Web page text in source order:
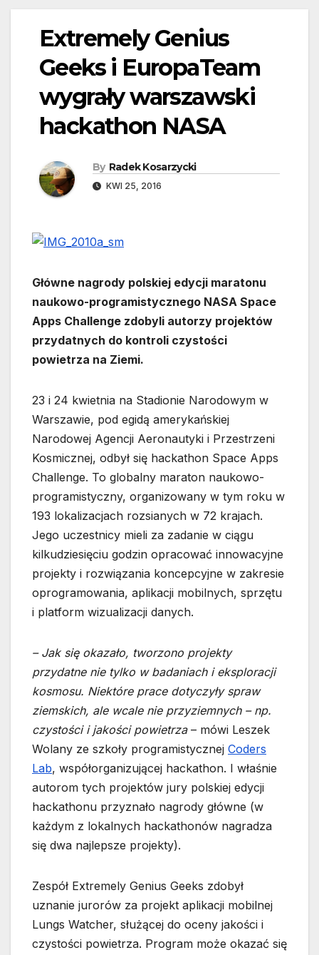
Extremely Genius
Geeks i EuropaTeam
wygrały warszawski
hackathon NASA
By Radek Kosarzycki
KWI 25, 2016
Główne nagrody polskiej edycji maratonu
naukowo-programistycznego NASA Space
Apps Challenge zdobyli autorzy projektów
przydatnych do kontroli czystości
powietrza na Ziemi.
23 i 24 kwietnia na Stadionie Narodowym w
Warszawie, pod egidą amerykańskiej
Narodowej Agencji Aeronautyki i Przestrzeni
Kosmicznej, odbył się hackathon Space Apps
Challenge. To globalny maraton naukowo-
programistyczny, organizowany w tym roku w
193 lokalizacjach rozsianych w 72 krajach.
Jego uczestnicy mieli za zadanie w ciągu
kilkudziesięciu godzin opracować innowacyjne
projekty i rozwiązania koncepcyjne w zakresie
oprogramowania, aplikacji mobilnych, sprzętu
i platform wizualizacji danych.
– Jak się okazało, tworzono projekty
przydatne nie tylko w badaniach i eksploracji
kosmosu. Niektóre prace dotyczyły spraw
ziemskich, ale wcale nie przyziemnych – np.
czystości i jakości powietrza– mówi Leszek
Wolany ze szkoły programistycznej Coders
Lab, współorganizującej hackathon. I właśnie
autorom tych projektów jury polskiej edycji
hackathonu przyznało nagrody główne (w
każdym z lokalnych hackathonów nagradza
się dwa najlepsze projekty).
Zespół Extremely Genius Geeks zdobył
uznanie jurorów za projekt aplikacji mobilnej
Lungs Watcher, służącej do oceny jakości i
czystości powietrza. Program może okazać się